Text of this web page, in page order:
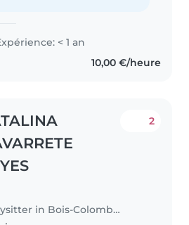
< 1 an
10,00 €/heure
Babysitter in Bois-Colombes
2